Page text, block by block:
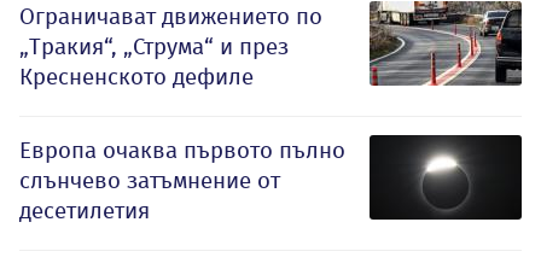
Ограничават движението по
„Тракия“, „Струма“ и през
Кресненското дефиле
Европа очаква първото пълно
слънчево затъмнение от
десетилетия